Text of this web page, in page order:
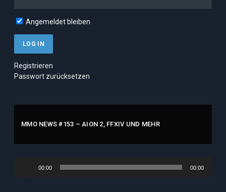
Angemeldet bleiben
Registrieren
Passwort zurücksetzen
MMO NEWS #153 – AION 2, FFXIV UND MEHR
00:00 00:00